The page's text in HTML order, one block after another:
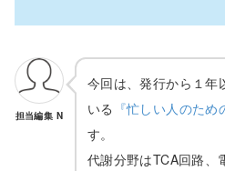
担当編集 N
今回は、発行から１年
いる 『忙しい人のため
す。
代謝分野はTCA回路、